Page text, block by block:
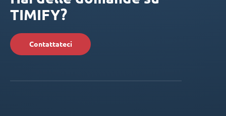
TIMIFY?
Contattateci